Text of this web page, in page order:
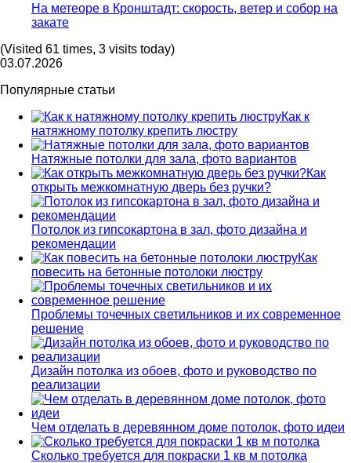
На метеоре в Кронштадт: скорость, ветер и собор на
закате
(Visited 61 times, 3 visits today)
03.07.2026
Популярные статьи
Как к
натяжному потолку крепить люстру
Натяжные потолки для зала, фото вариантов
Как
открыть межкомнатную дверь без ручки?
Потолок из гипсокартона в зал, фото дизайна и
рекомендации
Как
повесить на бетонные потолоки люстру
Проблемы точечных светильников и их современное
решение
Дизайн потолка из обоев, фото и руководство по
реализации
Чем отделать в деревянном доме потолок, фото идеи
Сколько требуется для покраски 1 кв м потолка